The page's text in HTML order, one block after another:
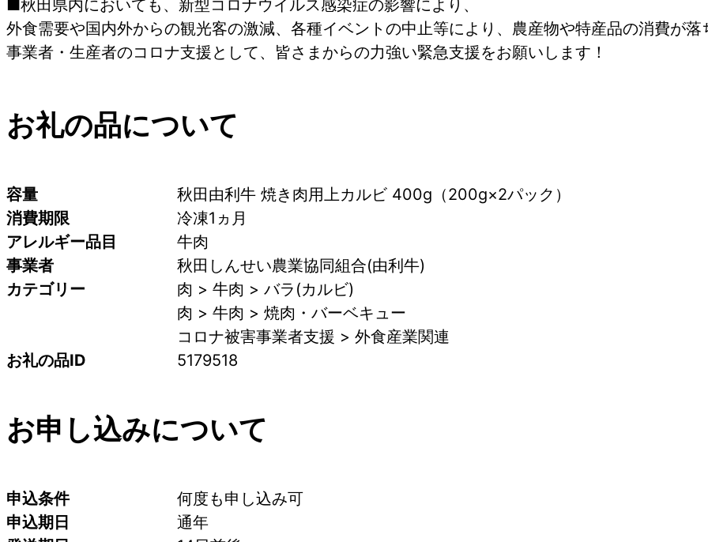
■秋田県内においても、新型コロナウイルス感染症の影響により、
外食需要や国内外からの観光客の激減、各種イベントの中止等により、農産物や特産品の消費が落
事業者・生産者のコロナ支援として、皆さまからの力強い緊急支援をお願いします！
お礼の品について
容量
秋田由利牛 焼き肉用上カルビ 400g（200g×2パック）
消費期限
冷凍1ヵ月
アレルギー品目
牛肉
事業者
秋田しんせい農業協同組合(由利牛)
カテゴリー
肉 > 牛肉 > バラ(カルビ)
肉 > 牛肉 > 焼肉・バーベキュー
コロナ被害事業者支援 > 外食産業関連
お礼の品ID
5179518
お申し込みについて
申込条件
何度も申し込み可
申込期日
通年